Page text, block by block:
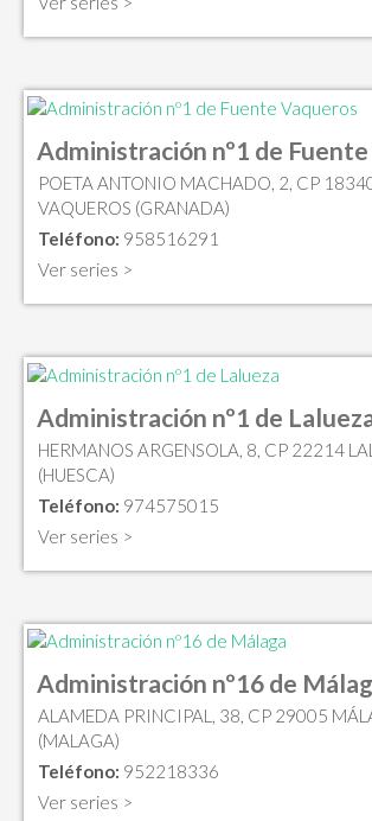
Administración nº1 de
POETA ANTONIO MACHADO, 2, CP
VAQUEROS (GRANADA)
Teléfono: 958516291
Ver series >
Administración nº1 de
HERMANOS ARGENSOLA, 8, CP 22214
(HUESCA)
Teléfono: 974575015
Ver series >
Administración nº16 de
ALAMEDA PRINCIPAL, 38, CP 29005
(MALAGA)
Teléfono: 952218336
Ver series >